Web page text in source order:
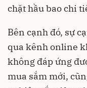
chặt hầu bao chi
Bên cạnh đó, sự
qua kênh online
không đáp ứng
mua sắm mới,